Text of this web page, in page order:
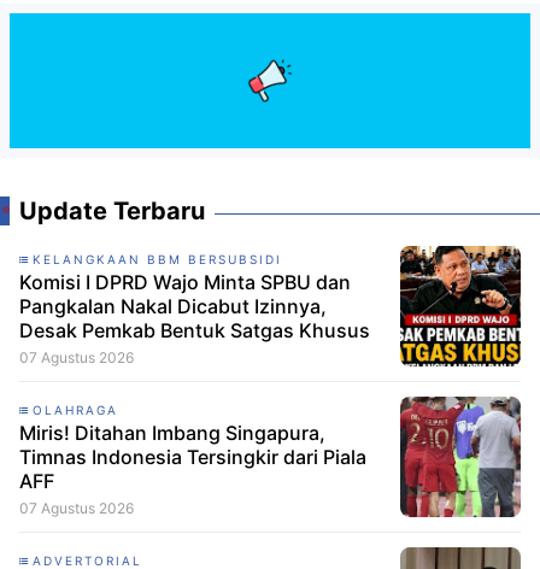
Update Terbaru
KELANGKAAN BBM BERSUBSIDI
Komisi I DPRD Wajo Minta SPBU dan
Pangkalan Nakal Dicabut Izinnya,
Desak Pemkab Bentuk Satgas Khusus
07 Agustus 2026
OLAHRAGA
Miris! Ditahan Imbang Singapura,
Timnas Indonesia Tersingkir dari Piala
AFF
07 Agustus 2026
ADVERTORIAL